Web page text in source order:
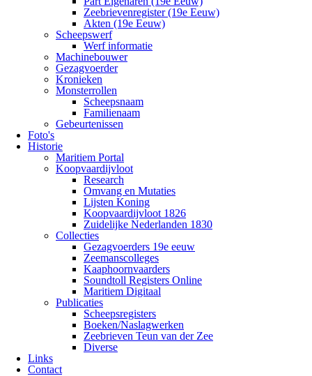
Zeebrievenregister (19e Eeuw)
Akten (19e Eeuw)
Scheepswerf
Werf informatie
Machinebouwer
Gezagvoerder
Kronieken
Monsterrollen
Scheepsnaam
Familienaam
Gebeurtenissen
Foto's
Historie
Maritiem Portal
Koopvaardijvloot
Research
Omvang en Mutaties
Lijsten Koning
Koopvaardijvloot 1826
Zuidelijke Nederlanden 1830
Collecties
Gezagvoerders 19e eeuw
Zeemanscolleges
Kaaphoornvaarders
Soundtoll Registers Online
Maritiem Digitaal
Publicaties
Scheepsregisters
Boeken/Naslagwerken
Zeebrieven Teun van der Zee
Diverse
Links
Contact